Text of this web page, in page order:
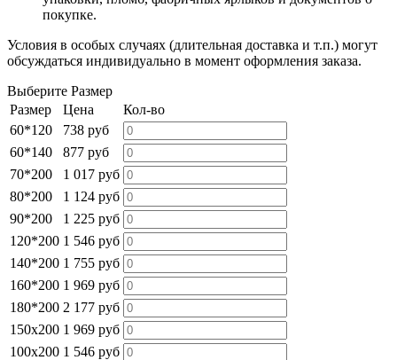
покупке.
Условия в особых случаях (длительная доставка и т.п.) могут
обсуждаться индивидуально в момент оформления заказа.
Выберите Размер
Размер
Цена
Кол-во
60*120
738 руб
60*140
877 руб
70*200
1 017 руб
80*200
1 124 руб
90*200
1 225 руб
120*200 1 546 руб
140*200 1 755 руб
160*200 1 969 руб
180*200 2 177 руб
150х200 1 969 руб
100х200 1 546 руб